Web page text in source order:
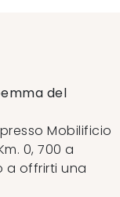
del
Mobilificio
0, 700 a
a offrirti una